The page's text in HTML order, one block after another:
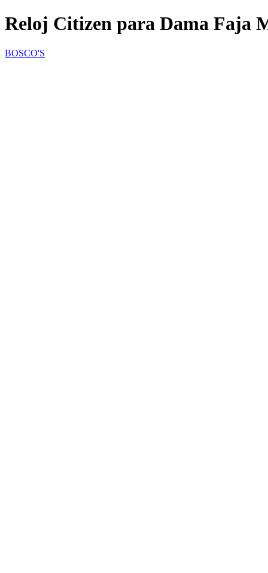
Reloj Citizen para Dama Faja
BOSCO'S